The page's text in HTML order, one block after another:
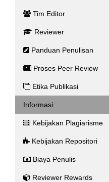
Tim Editor
Reviewer
Panduan Penulisan
Proses Peer Review
Etika Publikasi
Informasi
Kebijakan Plagiarisme
Kebijakan Repositori
Biaya Penulis
Reviewer Rewards